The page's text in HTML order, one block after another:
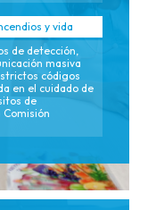
y vida
de detección,
masiva
códigos
en el cuidado de
de